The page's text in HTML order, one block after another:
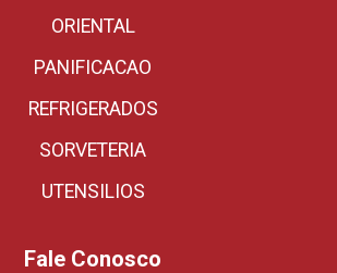
ORIENTAL
PANIFICACAO
REFRIGERADOS
SORVETERIA
UTENSILIOS
Fale Conosco